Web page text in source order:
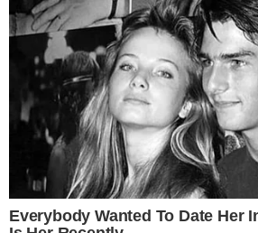
OMP3 transforma a vida de jovens
recolhido,usando o lixo eletrônico
área de tecnologia da informação .
de circulação materiais inservíveis
podem prejudicar a saúde das
crianças, que podem engolir
eletrônicas.